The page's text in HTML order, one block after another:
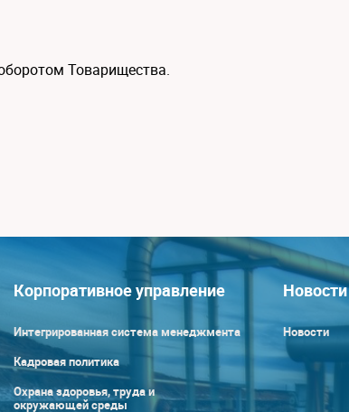
Товарищества.
Корпоративное управление
Интегрированная система менеджмента
Кадровая политика
Охрана здоровья, труда и
окружающей среды
Новости
Новости